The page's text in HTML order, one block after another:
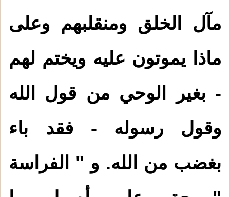
مآل الخلق ومنقلبهم وعلى
ماذا يموتون عليه ويختم لهم
- بغير الوحي من قول الله
وقول رسوله - فقد باء
بغضب من الله. و " الفراسة